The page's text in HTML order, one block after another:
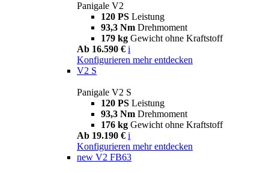
Panigale V2
120 PS Leistung
93,3 Nm Drehmoment
179 kg Gewicht ohne Kraftstoff
Ab 16.590 € i
Konfigurieren mehr entdecken
V2 S
Panigale V2 S
120 PS Leistung
93,3 Nm Drehmoment
176 kg Gewicht ohne Kraftstoff
Ab 19.190 € i
Konfigurieren mehr entdecken
new V2 FB63